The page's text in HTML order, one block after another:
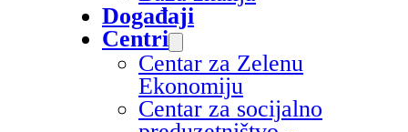
Događaji
Centri
Centar za Zelenu
Ekonomiju
Centar za socijalno